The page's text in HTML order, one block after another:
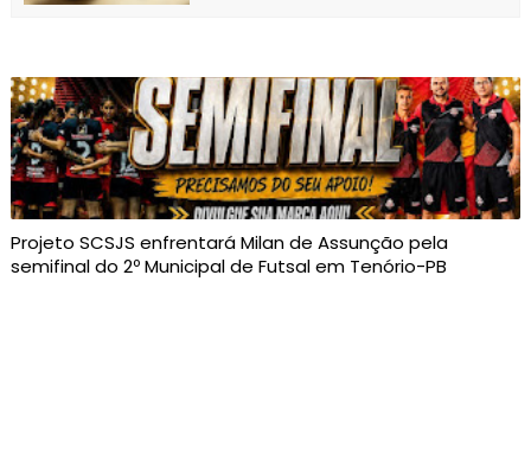
Projeto SCSJS enfrentará Milan de Assunção pela
semifinal do 2º Municipal de Futsal em Tenório-PB